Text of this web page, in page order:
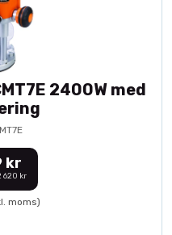
2400W med
kr
620 kr
moms)